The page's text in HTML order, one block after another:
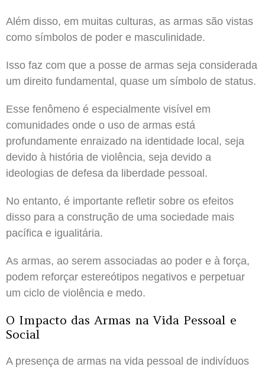
Além disso, em muitas culturas, as armas são vistas
como símbolos de poder e masculinidade.
Isso faz com que a posse de armas seja considerada
um direito fundamental, quase um símbolo de status.
Esse fenômeno é especialmente visível em
comunidades onde o uso de armas está
profundamente enraizado na identidade local, seja
devido à história de violência, seja devido a
ideologias de defesa da liberdade pessoal.
No entanto, é importante refletir sobre os efeitos
disso para a construção de uma sociedade mais
pacífica e igualitária.
As armas, ao serem associadas ao poder e à força,
podem reforçar estereótipos negativos e perpetuar
um ciclo de violência e medo.
O Impacto das Armas na Vida Pessoal e
Social
A presença de armas na vida pessoal de indivíduos